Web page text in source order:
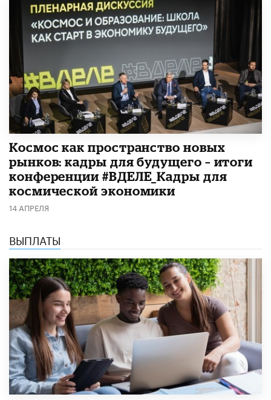
Космос как пространство новых
рынков: кадры для будущего – итоги
конференции #ВДЕЛЕ_Кадры для
космической экономики
14 АПРЕЛЯ
ВЫПЛАТЫ